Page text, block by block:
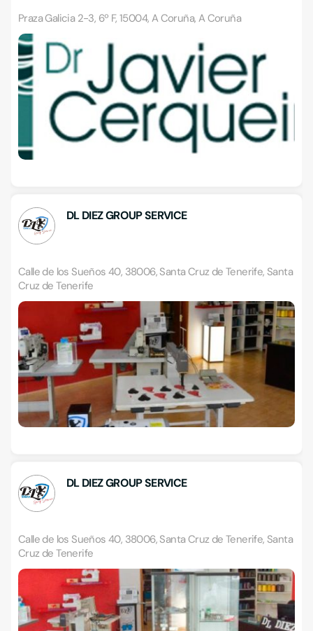
Praza Galicia 2-3, 6º F, 15004, A Coruña, A Coruña
DL DIEZ GROUP SERVICE
Calle de los Sueños 40, 38006, Santa Cruz de Tenerife, Santa
Cruz de Tenerife
DL DIEZ GROUP SERVICE
Calle de los Sueños 40, 38006, Santa Cruz de Tenerife, Santa
Cruz de Tenerife